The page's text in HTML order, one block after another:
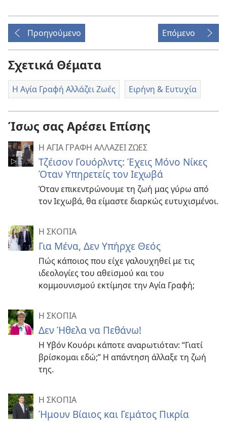
Προηγούμενο Επόμενο
Σχετικά Θέματα
Η Αγία Γραφή Αλλάζει Ζωές Ειρήνη & Ευτυχία
Ίσως σας Αρέσει Επίσης
Η ΑΓΙΑ ΓΡΑΦΗ ΑΛΛΑΖΕΙ ΖΩΕΣ
Τζέισον Γουόρλντς: Έχεις Μόνο Νίκες
Όταν Υπηρετείς τον Ιεχωβά
Όταν επικεντρώνουμε τη ζωή μας γύρω από
τον Ιεχωβά, θα είμαστε διαρκώς ευτυχισμένοι.
Η ΣΚΟΠΙΑ
Για Μένα, Δεν Υπήρχε Θεός
Πώς κάποιος που είχε γαλουχηθεί με τις
ιδεολογίες του αθεϊσμού και του
κομμουνισμού εκτίμησε την Αγία Γραφή;
Η ΣΚΟΠΙΑ
Δεν Ήθελα να Πεθάνω!
Η Υβόν Κουόρι κάποτε αναρωτιόταν: “Γιατί
βρίσκομαι εδώ;” Η απάντηση άλλαξε τη ζωή
της.
Η ΣΚΟΠΙΑ
Ήμουν Βίαιος και Γεμάτος Πικρία